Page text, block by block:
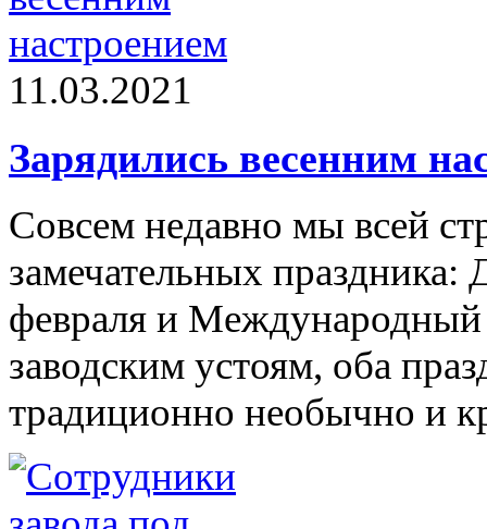
11.03.2021
Зарядились весенним
Совсем недавно мы всей
замечательных праздника:
февраля и
заводским устоям, оба
традиционно необычно и